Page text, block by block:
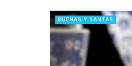
BUENAS Y SANTAS